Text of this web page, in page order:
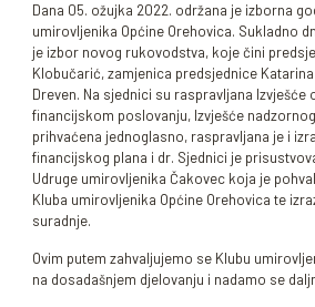
Dana 05. ožujka 2022. održana je izborna
umirovljenika Općine Orehovica. Sukladno
je izbor novog rukovodstva, koje čini
Klobučarić, zamjenica predsjednice Katarina
Dreven. Na sjednici su raspravljana Izvješće
financijskom poslovanju, Izvješće
prihvaćena jednoglasno, raspravljana je i
financijskog plana i dr. Sjednici je
Udruge umirovljenika Čakovec koja je
Kluba umirovljenika Općine Orehovica te
suradnje.
Ovim putem zahvaljujemo se Klubu
na dosadašnjem djelovanju i nadamo se